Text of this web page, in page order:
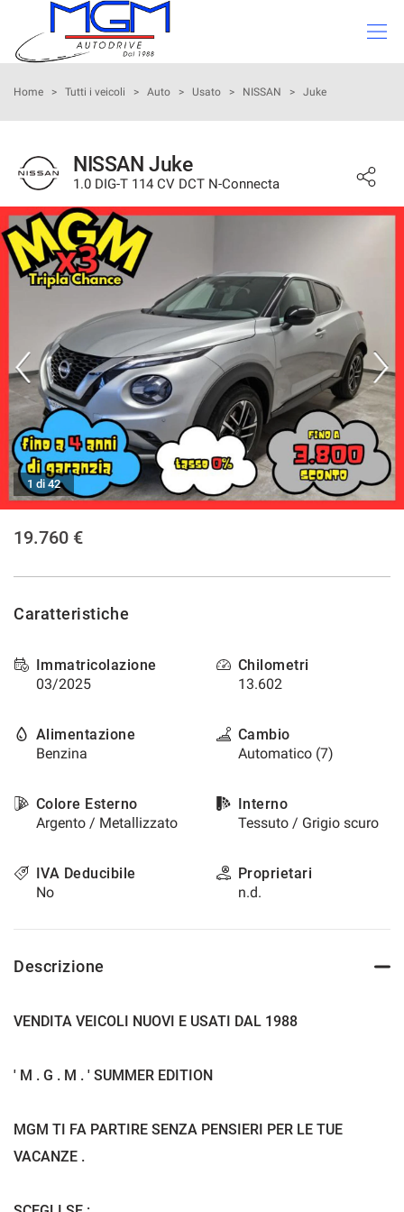
PARCO AUTO
I NOSTRI SERVIZI
CHI SIAMO
SEDI
CONTATTI
NEWS
Home > Tutti i veicoli > Auto > Usato > NISSAN > Juke
NISSAN Juke
1.0 DIG-T 114 CV DCT N-Connecta
1 di 42
19.760 €
Caratteristiche
Immatricolazione
03/2025
Chilometri
13.602
Alimentazione
Benzina
Cambio
Automatico (7)
Colore Esterno
Argento / Metallizzato
Interno
Tessuto / Grigio scuro
IVA Deducibile
No
Proprietari
n.d.
Descrizione
VENDITA VEICOLI NUOVI E USATI DAL 1988
' M . G . M . ' SUMMER EDITION
MGM TI FA PARTIRE SENZA PENSIERI PER LE TUE
VACANZE .
Le
tue
preferenze
di
seguente
pannello
ti
consente
di
esprimere
le
tue
consenso
alle
tecnologie
di
tracciamento
che
adottiamo
per
offrire
le
e
le
di
Per
ottenere
sull'utilità
di
questi
tracciamento
alla
policy.
e
tue
qualsiasi
momento.